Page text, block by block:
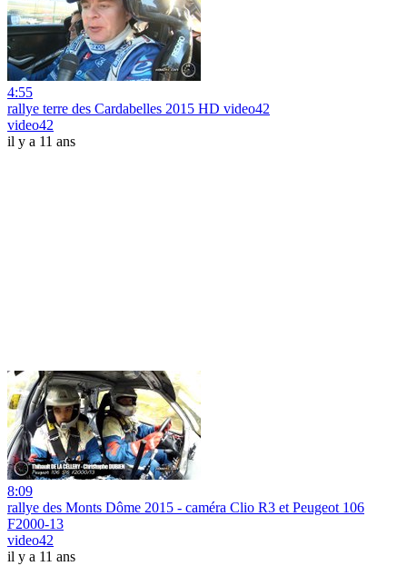
4:55
rallye terre des Cardabelles 2015 HD video42
video42
il y a 11 ans
8:09
rallye des Monts Dôme 2015 - caméra Clio R3 et Peugeot 106
F2000-13
video42
il y a 11 ans